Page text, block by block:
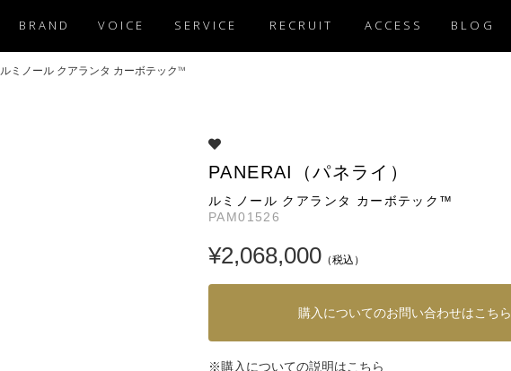
BRAND VOICE SERVICE RECRUIT ACCESS BLOG
ルミノール クアランタ カーボテック™
PANERAI（パネライ）
ルミノール クアランタ カーボテック™
PAM01526
¥2,068,000 （税込）
購入についてのお問い合わせはこちら
※購入についての説明はこちら